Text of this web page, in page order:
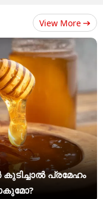
View More
പ്രമേഹം